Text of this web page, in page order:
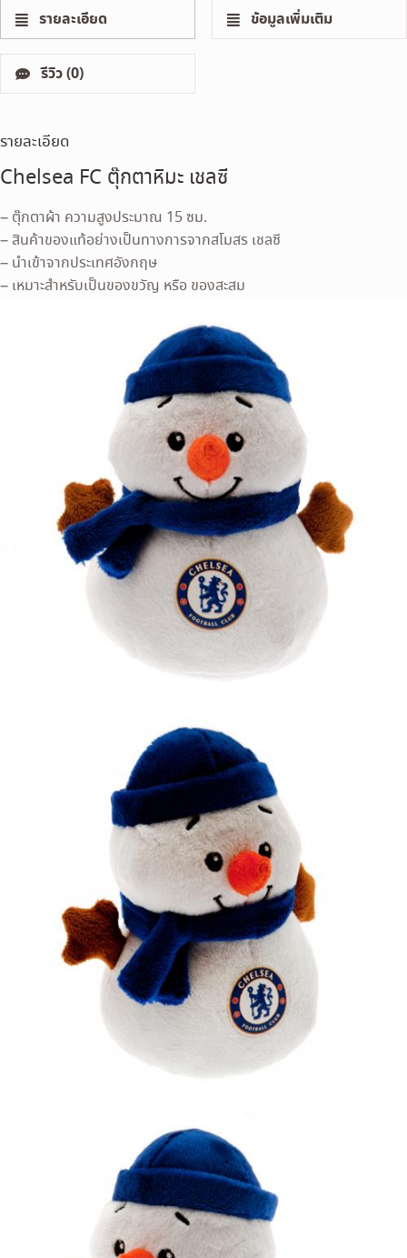
รายละเอียด ข้อมูลเพิ่มเติม
รีวิว (0)
รายละเอียด
Chelsea FC ตุ๊กตาหิมะ เชลซี
– ตุ๊กตาผ้า ความสูงประมาณ 15 ซม.
– สินค้าของแท้อย่างเป็นทางการจากสโมสร เชลซี
– นำเข้าจากประเทศอังกฤษ
– เหมาะสำหรับเป็นของขวัญ หรือ ของสะสม